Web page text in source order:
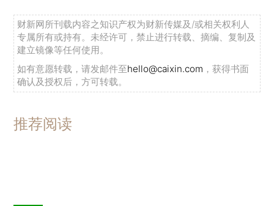
财新网所刊载内容之知识产权为财新传媒及/或相关权利人
专属所有或持有。未经许可，禁止进行转载、摘编、复制及
建立镜像等任何使用。
如有意愿转载，请发邮件至hello@caixin.com ，获得书面
确认及授权后，方可转载。
推荐阅读